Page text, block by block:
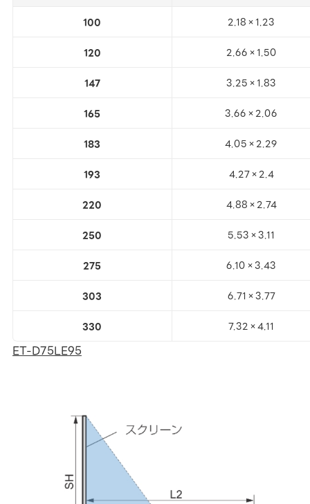
100 2.18×1.23
120 2.66×1.50
147 3.25×1.83
165 3.66×2.06
183 4.05×2.29
193 4.27×2.4
220 4.88×2.74
250 5.53×3.11
275 6.10×3.43
303 6.71×3.77
330 7.32×4.11
ET-D75LE95